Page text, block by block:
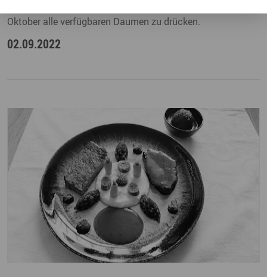
Oktober alle verfügbaren Daumen zu drücken.
02.09.2022